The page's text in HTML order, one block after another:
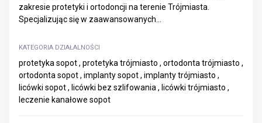
zakresie protetyki i ortodoncji na terenie Trójmiasta.
Specjalizując się w zaawansowanych...
KATEGORIA DZIAŁALNOŚCI
protetyka sopot , protetyka trójmiasto , ortodonta trójmiasto ,
ortodonta sopot , implanty sopot , implanty trójmiasto ,
licówki sopot , licówki bez szlifowania , licówki trójmiasto ,
leczenie kanałowe sopot